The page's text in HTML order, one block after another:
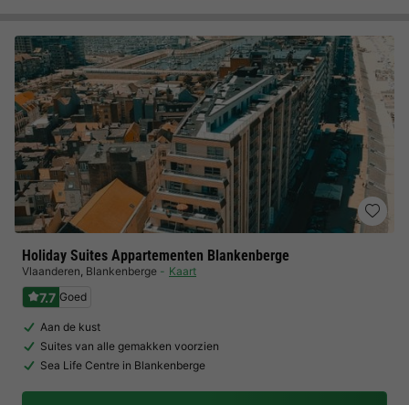
Holiday Suites Appartementen Blankenberge
Vlaanderen, Blankenberge Kaart
7.7 Goed
Aan de kust
Suites van alle gemakken voorzien
Sea Life Centre in Blankenberge